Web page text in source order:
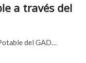
a través del
del GAD…